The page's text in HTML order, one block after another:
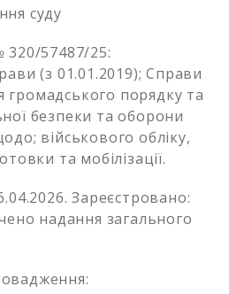
суду
320/57487/25:
(з 01.01.2019); Справи
порядку та
безпеки та оборони
військового обліку,
та мобілізації.
Зареєстровано:
надання загального